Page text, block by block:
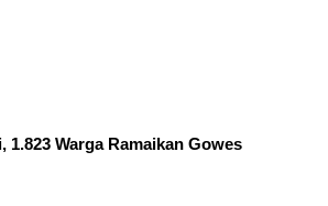
Warga Ramaikan Gowes